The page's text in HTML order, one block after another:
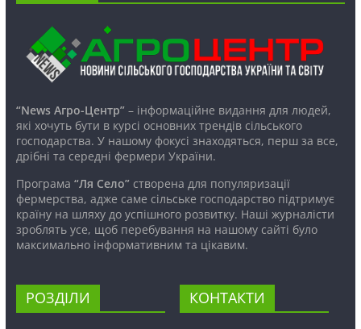
“News Агро-Центр”– інформаційне видання для людей,
які хочуть бути в курсі основних трендів сільського
господарства. У нашому фокусі знаходяться, перш за все,
дрібні та середні фермери України.
Програма “Ля Село”створена для популяризації
фермерства, адже саме сільське господарство підтримує
країну на шляху до успішного розвитку. Наші журналісти
зроблять усе, щоб перебування на нашому сайті було
максимально інформативним та цікавим.
РОЗДІЛИ КОНТАКТИ